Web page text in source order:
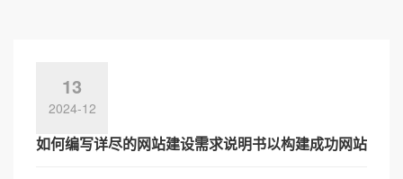
13
2024-12
如何编写详尽的网站建设需求说明书以构建成功网站